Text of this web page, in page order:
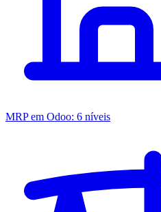
MRP em Odoo: 6 níveis